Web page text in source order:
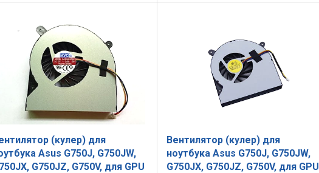
(кулер) для
Asus G750J, G750JW,
G750JZ, G750V, для GPU
Вентилятор (кулер) для
ноутбука Asus G750J, G750JW,
G750JX, G750JZ, G750V, для GPU